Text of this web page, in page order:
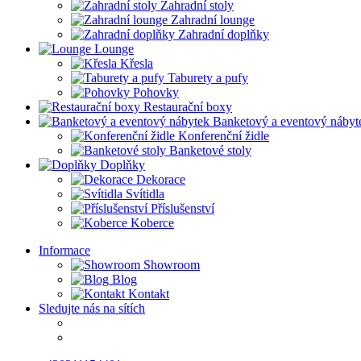
Zahradní stoly
Zahradní lounge
Zahradní doplňky
Lounge
Křesla
Taburety a pufy
Pohovky
Restaurační boxy
Banketový a eventový
Konferenční židle
Banketové stoly
Doplňky
Dekorace
Svítidla
Příslušenství
Koberce
Informace
Showroom
Blog
Kontakt
Sledujte nás na sítích